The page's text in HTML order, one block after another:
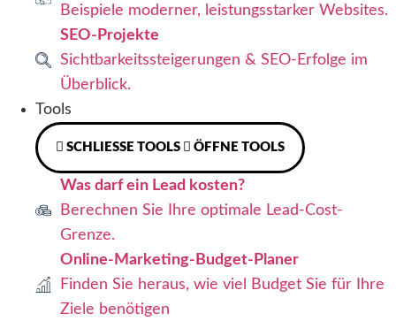
Beispiele moderner, leistungsstarker Websites.
SEO-Projekte
Sichtbarkeitssteigerungen & SEO-Erfolge im
Überblick.
Tools
SCHLIESSE TOOLS ÖFFNE TOOLS
Was darf ein Lead kosten?
Berechnen Sie Ihre optimale Lead-Cost-
Grenze.
Online-Marketing-Budget-Planer
Finden Sie heraus, wie viel Budget Sie für Ihre
Ziele benötigen